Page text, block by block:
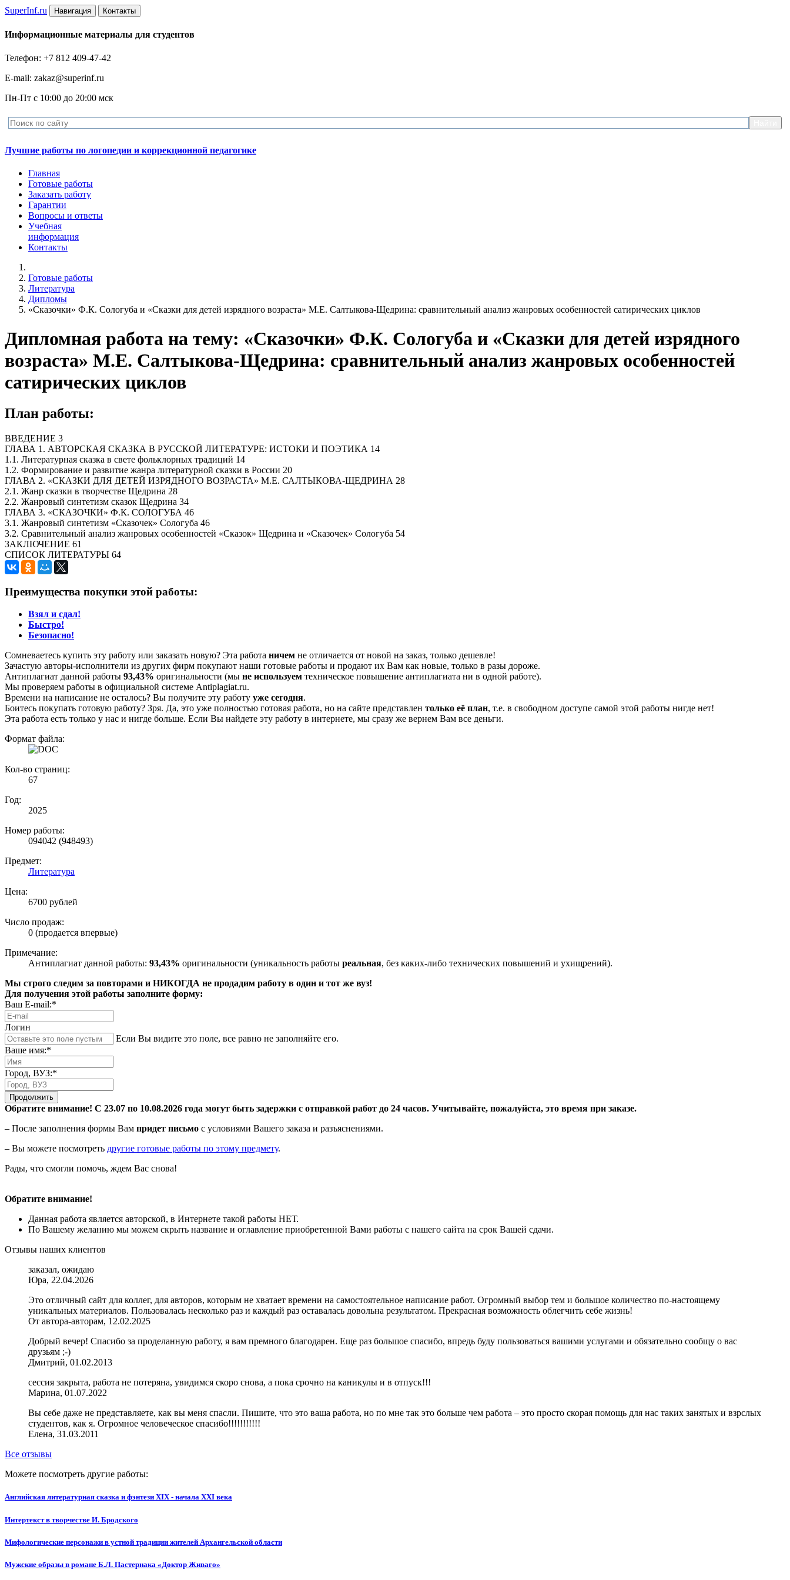
SuperInf.ru Навигация Контакты
Информационные материалы для студентов
Телефон: +7 812 409-47-42
E-mail: zakaz@superinf.ru
Пн-Пт с 10:00 до 20:00 мск
Лучшие работы по логопедии и коррекционной педагогике
Главная
Готовые работы
Заказать работу
Гарантии
Вопросы и ответы
Учебная
информация
Контакты
Готовые работы
Литература
Дипломы
«Сказочки» Ф.К. Сологуба и «Сказки для детей изрядного возраста» М.Е. Салтыкова-Щедрина: сравнительный анализ жанровых особенностей сатирических циклов
Дипломная работа на тему: «Сказочки» Ф.К. Сологуба и «Сказки для детей изрядного
возраста» М.Е. Салтыкова-Щедрина: сравнительный анализ жанровых особенностей
сатирических циклов
План работы:
ВВЕДЕНИЕ 3
ГЛАВА 1. АВТОРСКАЯ СКАЗКА В РУССКОЙ ЛИТЕРАТУРЕ: ИСТОКИ И ПОЭТИКА 14
1.1. Литературная сказка в свете фольклорных традиций 14
1.2. Формирование и развитие жанра литературной сказки в России 20
ГЛАВА 2. «СКАЗКИ ДЛЯ ДЕТЕЙ ИЗРЯДНОГО ВОЗРАСТА» М.Е. САЛТЫКОВА-ЩЕДРИНА 28
2.1. Жанр сказки в творчестве Щедрина 28
2.2. Жанровый синтетизм сказок Щедрина 34
ГЛАВА 3. «СКАЗОЧКИ» Ф.К. СОЛОГУБА 46
3.1. Жанровый синтетизм «Сказочек» Сологуба 46
3.2. Сравнительный анализ жанровых особенностей «Сказок» Щедрина и «Сказочек» Сологуба 54
ЗАКЛЮЧЕНИЕ 61
СПИСОК ЛИТЕРАТУРЫ 64
Преимущества покупки этой работы:
Взял и сдал!
Быстро!
Безопасно!
Сомневаетесь купить эту работу или заказать новую? Эта работа ничем не отличается от новой на заказ, только дешевле!
Зачастую авторы-исполнители из других фирм покупают наши готовые работы и продают их Вам как новые, только в разы дороже.
Антиплагиат данной работы 93,43% оригинальности (мы не используем техническое повышение антиплагиата ни в одной работе).
Мы проверяем работы в официальной системе Аntiplagiat.ru.
Времени на написание не осталось? Вы получите эту работу уже сегодня.
Боитесь покупать готовую работу? Зря. Да, это уже полностью готовая работа, но на сайте представлен только её план, т.е. в свободном доступе самой этой работы нигде нет!
Эта работа есть только у нас и нигде больше. Если Вы найдете эту работу в интернете, мы сразу же вернем Вам все деньги.
Формат файла:
Кол-во страниц:
67
Год:
2025
Номер работы:
094042 (948493)
Предмет:
Литература
Цена:
6700 рублей
Число продаж:
0 (продается впервые)
Примечание:
Антиплагиат данной работы: 93,43% оригинальности (уникальность работы реальная, без каких-либо технических повышений и ухищрений).
Мы строго следим за повторами и НИКОГДА не продадим работу в один и тот же вуз!
Для получения этой работы заполните форму:
Ваш E-mail:*
Логин
Если Вы видите это поле, все равно не заполняйте его.
Ваше имя:*
Город, ВУЗ:*
Продолжить
Обратите внимание! С 23.07 по 10.08.2026 года могут быть задержки с отправкой работ до 24 часов. Учитывайте, пожалуйста, это время при заказе.
– После заполнения формы Вам придет письмо с условиями Вашего заказа и разъяснениями.
– Вы можете посмотреть другие готовые работы по этому предмету.
Рады, что смогли помочь, ждем Вас снова!
Обратите внимание!
Данная работа является авторской, в Интернете такой работы НЕТ.
По Вашему желанию мы можем скрыть название и оглавление приобретенной Вами работы с нашего сайта на срок Вашей сдачи.
Отзывы наших клиентов
заказал, ожидаю
Юра, 22.04.2026
Это отличный сайт для коллег, для авторов, которым не хватает времени на самостоятельное написание работ. Огромный выбор тем и большое количество по-настоящему
уникальных материалов. Пользовалась несколько раз и каждый раз оставалась довольна результатом. Прекрасная возможность облегчить себе жизнь!
От автора-авторам, 12.02.2025
Добрый вечер! Спасибо за проделанную работу, я вам премного благодарен. Еще раз большое спасибо, впредь буду пользоваться вашими услугами и обязательно сообщу о вас
друзьям ;-)
Дмитрий, 01.02.2013
сессия закрыта, работа не потеряна, увидимся скоро снова, а пока срочно на каникулы и в отпуск!!!
Марина, 01.07.2022
Вы себе даже не представляете, как вы меня спасли. Пишите, что это ваша работа, но по мне так это больше чем работа – это просто скорая помощь для нас таких занятых и взрслых
студентов, как я. Огромное человеческое спасибо!!!!!!!!!!!
Елена, 31.03.2011
Все отзывы
Можете посмотреть другие работы:
Английская литературная сказка и фэнтези XIX - начала XXI века
Интертекст в творчестве И. Бродского
Мифологические персонажи в устной традиции жителей Архангельской области
Мужские образы в романе Б.Л. Пастернака «Доктор Живаго»